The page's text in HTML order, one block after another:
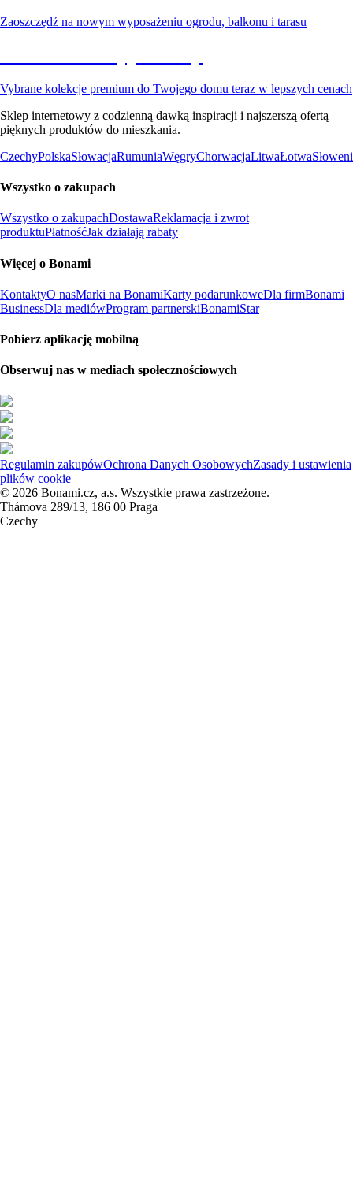
Zaoszczędź na nowym wyposażeniu ogrodu, balkonu i tarasu
Vybrane kolekcje premium do Twojego domu teraz w lepszych cenach
Sklep internetowy z codzienną dawką inspiracji i najszerszą ofertą
pięknych produktów do mieszkania.
CzechyPolskaSłowacjaRumuniaWęgryChorwacjaLitwaŁotwa
Wszystko o zakupach
Wszystko o zakupachDostawaReklamacja i zwrot
produktuPłatnośćJak działają rabaty
Więcej o Bonami
KontaktyO nasMarki na BonamiKarty podarunkoweDla firmBonami
BusinessDla mediówProgram partnerskiBonamiStar
Pobierz aplikację mobilną
Obserwuj nas w mediach społecznościowych
Regulamin zakupówOchrona Danych OsobowychZasady i ustawienia
plików cookie
© 2026 Bonami.cz, a.s. Wszystkie prawa zastrzeżone.
Thámova 289/13, 186 00 Praga
Czechy